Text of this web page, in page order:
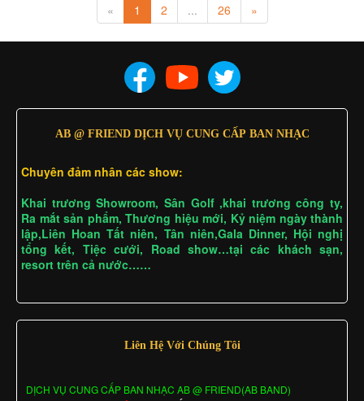
« 1 2 ... 26 »
AB @ FRIEND DỊCH VỤ CUNG CẤP BAN NHẠC
Chuyên đảm nhân các show:
Khai trương Showroom, Sân Golf ,khai trương công ty,
Ra mắt sản phẩm, Thương hiệu mới, Kỷ niệm ngày thành
lập,Liên Hoan Tất niên, Tân niên,Gala Dinner, Hội nghị
tổng kết, Tiệc cưới, Road show…tại các khách sạn,
resort trên cả nước……
Liên Hệ Với Chúng Tôi
DỊCH VỤ CUNG CẤP BAN NHẠC AB @ FRIEND(AB BAND)